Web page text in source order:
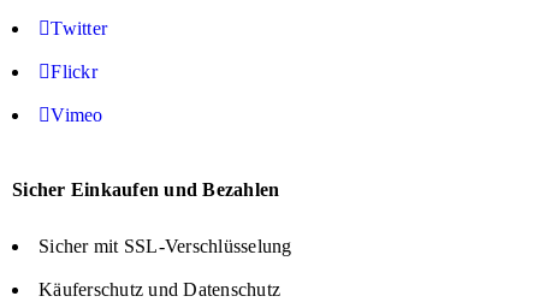
Twitter
Flickr
Vimeo
Sicher Einkaufen und Bezahlen
Sicher mit SSL-Verschlüsselung
Käuferschutz und Datenschutz